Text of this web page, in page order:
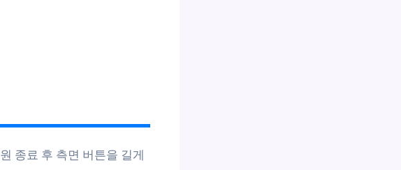
종료 후 측면 버튼을 길게